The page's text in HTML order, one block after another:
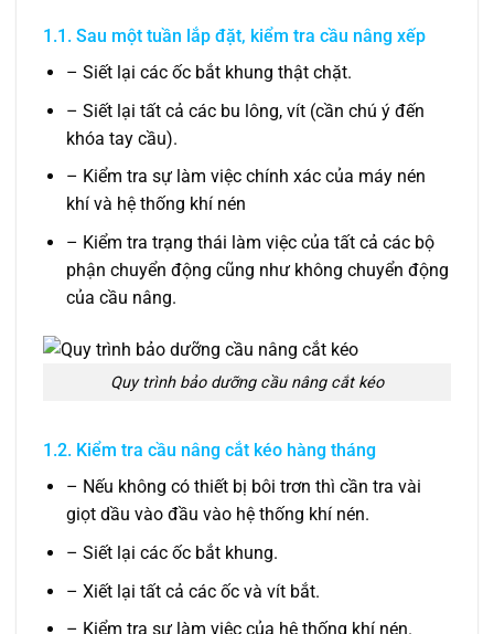
1.1. Sau một tuần lắp đặt, kiểm tra cầu nâng xếp
– Siết lại các ốc bắt khung thật chặt.
– Siết lại tất cả các bu lông, vít (cần chú ý đến
khóa tay cầu).
– Kiểm tra sự làm việc chính xác của máy nén
khí và hệ thống khí nén
– Kiểm tra trạng thái làm việc của tất cả các bộ
phận chuyển động cũng như không chuyển động
của cầu nâng.
Quy trình bảo dưỡng cầu nâng cắt kéo
1.2. Kiểm tra cầu nâng cắt kéo hàng tháng
– Nếu không có thiết bị bôi trơn thì cần tra vài
giọt dầu vào đầu vào hệ thống khí nén.
– Siết lại các ốc bắt khung.
– Xiết lại tất cả các ốc và vít bắt.
– Kiểm tra sự làm việc của hệ thống khí nén.